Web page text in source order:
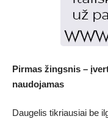
Pirmas žingsnis –
naudojamas
Daugelis tikriausiai be